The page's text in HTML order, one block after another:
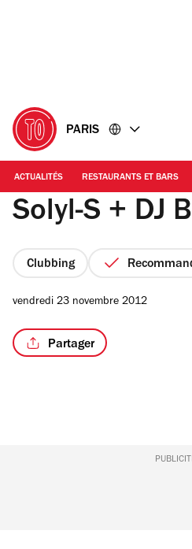
PARIS
ACTUALITÉS RESTAURANTS ET BARS
Solyl-S + DJ
Clubbing
vendredi 23 novembre 2012
Partager